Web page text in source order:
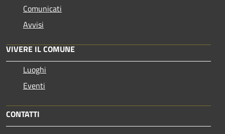
Comunicati
Avvisi
VIVERE IL COMUNE
Luoghi
Eventi
CONTATTI